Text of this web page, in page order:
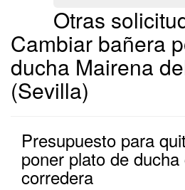
Otras
Cambiar bañera
ducha Mairena
(Sevilla)
Presupuesto para
poner plato de
corredera